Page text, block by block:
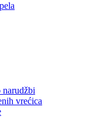
narudžbi
vrećica